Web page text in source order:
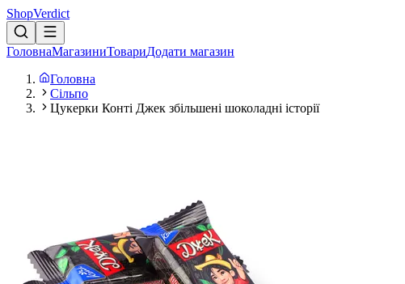
ShopVerdict
ГоловнаМагазиниТовариДодати магазин
Головна
Сільпо
Цукерки Конті Джек збільшені шоколадні історії